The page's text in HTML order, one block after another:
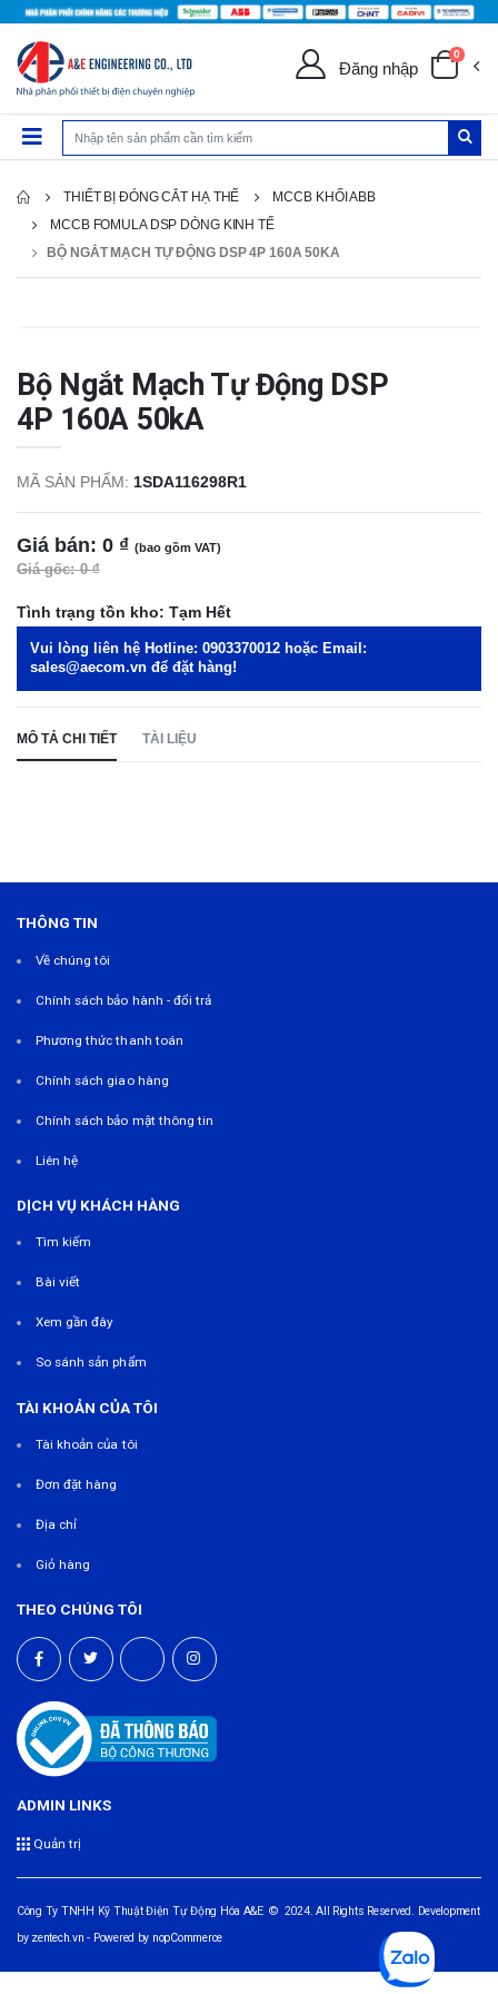
Đăng nhập
0
THIẾT BỊ ĐÓNG CẮT HẠ THẾ
MCCB KHỐI ABB
MCCB FOMULA DSP DÒNG KINH TẾ
BỘ NGẮT MẠCH TỰ ĐỘNG DSP 4P 160A 50KA
Bộ Ngắt Mạch Tự Động DSP
4P 160A 50kA
MÃ SẢN PHẨM: 1SDA116298R1
Giá bán: 0 ₫ (bao gồm VAT)
Giá gốc: 0 ₫
Tình trạng tồn kho: Tạm Hết
Vui lòng liên hệ Hotline: 0903370012 hoặc Email:
sales@aecom.vn để đặt hàng!
MÔ TẢ CHI TIẾT TÀI LIỆU
THÔNG TIN
Về chúng tôi
Chính sách bảo hành - đổi trả
Phương thức thanh toán
Chính sách giao hàng
Chính sách bảo mật thông tin
Liên hệ
DỊCH VỤ KHÁCH HÀNG
Tìm kiếm
Bài viết
Xem gần đây
So sánh sản phẩm
TÀI KHOẢN CỦA TÔI
Tài khoản của tôi
Đơn đặt hàng
Địa chỉ
Giỏ hàng
THEO CHÚNG TÔI
ADMIN LINKS
Quản trị
Công Ty TNHH Kỹ Thuật Điện Tự Động Hóa A&E © 2024. All Rights Reserved. Development
by zentech.vn - Powered by nopCommerce